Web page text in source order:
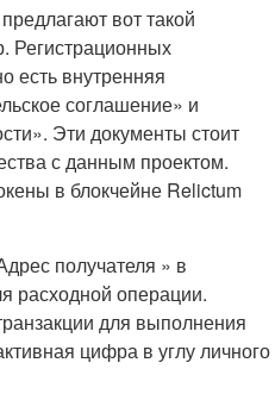
вот такой
Регистрационных
есть внутренняя
соглашение» и
Эти документы стоит
с данным проектом.
в блокчейне Relictum
получателя » в
расходной операции.
для выполнения
цифра в углу личного